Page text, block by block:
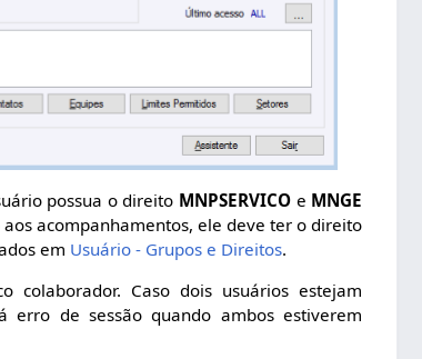
possua o direito MNPSERVICO e MNGE
acompanhamentos, ele deve ter o direito
em Usuário - Grupos e Direitos.
colaborador. Caso dois usuários estejam
erro de sessão quando ambos estiverem